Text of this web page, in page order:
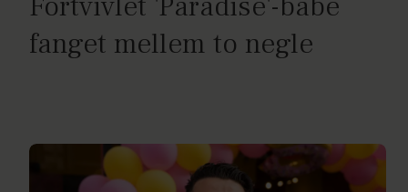
fanget mellem to negle